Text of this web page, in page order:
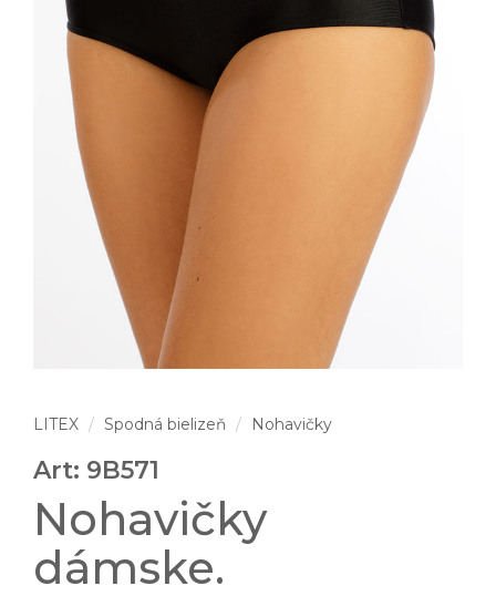
LITEX Spodná bielizeň Nohavičky
Art: 9B571
Nohavičky
dámske.